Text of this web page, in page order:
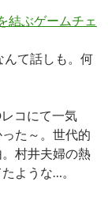
結ぶゲームチェ
んて話しも。何
コにて一気
た～。世代的
村井夫婦の熱
ような…。